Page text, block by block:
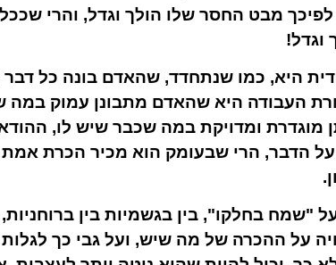
לפיכך מבט החסר שלו הולך וגדל, והרי
וגדל!
היא, כמו שנתחדד, שהאדם בונה כל דבר
העבודה היאשהאדם מתבונן עמוק במה
מוגדרת ומדויקת במה שכבר שיש לו,
על הדבר, הרי שבעומק הוא מכיר הכרת
"שמח בחלקו", בין בגשמיות בין ברוחניות,
על ההכרה של מה שיש, ועל גבי כך